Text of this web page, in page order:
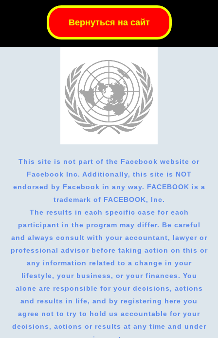
Вернуться на сайт
This site is not part of the Facebook website or
Facebook Inc. Additionally, this site is NOT
endorsed by Facebook in any way. FACEBOOK is a
trademark of FACEBOOK, Inc.
The results in each specific case for each
participant in the program may differ. Be careful
and always consult with your accountant, lawyer or
professional advisor before taking action on this or
any information related to a change in your
lifestyle, your business, or your finances. You
alone are responsible for your decisions, actions
and results in life, and by registering here you
agree not to try to hold us accountable for your
decisions, actions or results at any time and under